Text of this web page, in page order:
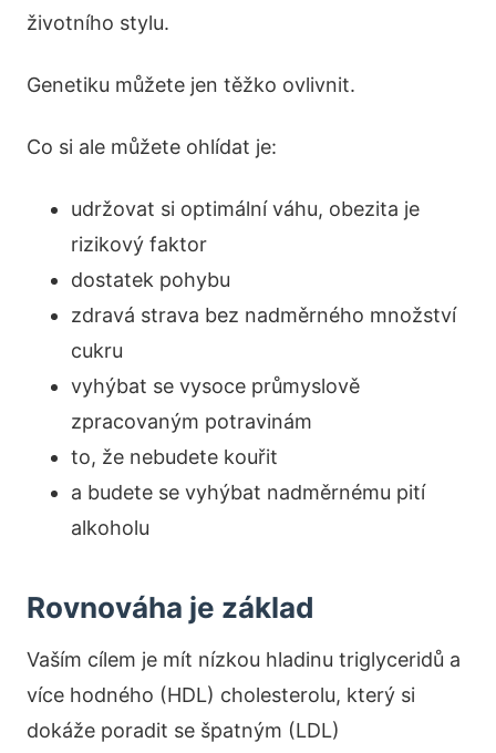
životního stylu.
Genetiku můžete jen těžko ovlivnit.
Co si ale můžete ohlídat je:
udržovat si optimální váhu, obezita je
rizikový faktor
dostatek pohybu
zdravá strava bez nadměrného množství
cukru
vyhýbat se vysoce průmyslově
zpracovaným potravinám
to, že nebudete kouřit
a budete se vyhýbat nadměrnému pití
alkoholu
Rovnováha je základ
Vaším cílem je mít nízkou hladinu triglyceridů a
více hodného (HDL) cholesterolu, který si
dokáže poradit se špatným (LDL)